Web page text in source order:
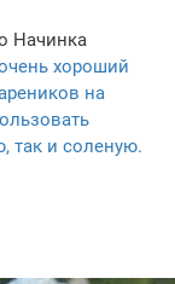
Начинка
хороший
на
так и соленую.